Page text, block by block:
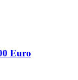
Euro